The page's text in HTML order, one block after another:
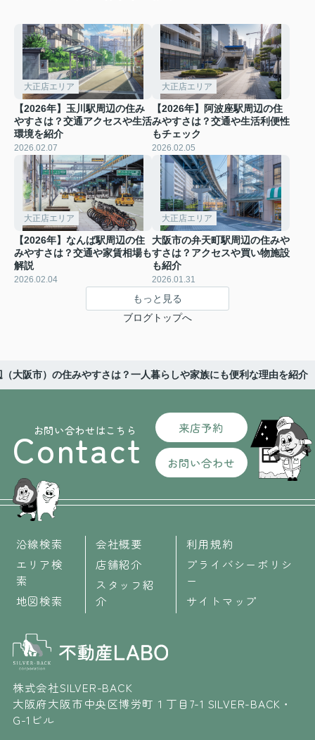
大正店エリア
【2026年】玉川駅周辺の住み
やすさは？交通アクセスや生活
環境を紹介
2026.02.07
大正店エリア
【2026年】阿波座駅周辺の住
みやすさは？交通や生活利便性
もチェック
2026.02.05
大正店エリア
【2026年】なんば駅周辺の住
みやすさは？交通や家賃相場も
解説
2026.02.04
大正店エリア
大阪市の弁天町駅周辺の住みや
すさは？アクセスや買い物施設
も紹介
2026.01.31
もっと見る
ブログトップへ
大阪市）の住みやすさは？一人暮らしや家族にも便利な理由を紹介
お問い合わせはこちら
Contact 来店予約
お問い合わせ
沿線検索
エリア検
索
地図検索
会社概要
店舗紹介
スタッフ紹
介
利用規約
プライバシーポリシ
ー
サイトマップ
株式会社SILVER-BACK
大阪府大阪市中央区博労町１丁目7-1 SILVER-BACK・
G-1ビル